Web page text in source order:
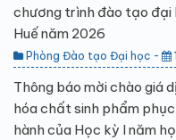
chương trình đào tạo đại
Huế năm 2026
Phòng Đào tạo Đại học -
Thông báo mời chào giá
hóa chất sinh phẩm
hành của Học kỳ I năm